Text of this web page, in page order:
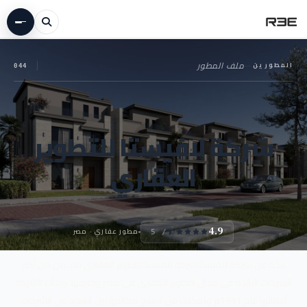
المطورين ملف المطور 044
شركة لافيستا للتطوير
العقاري
4.9
/ 5 مطور عقاري · مصر